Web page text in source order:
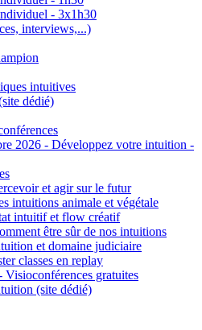
- 3x1h30
interviews,...)
intuitives
dédié)
2026 - Développez votre intuition -
et agir sur le futur
intuitions animale et végétale
intuitif et flow créatif
être sûr de nos intuitions
et domaine judiciaire
classes en replay
gratuites
(site dédié)